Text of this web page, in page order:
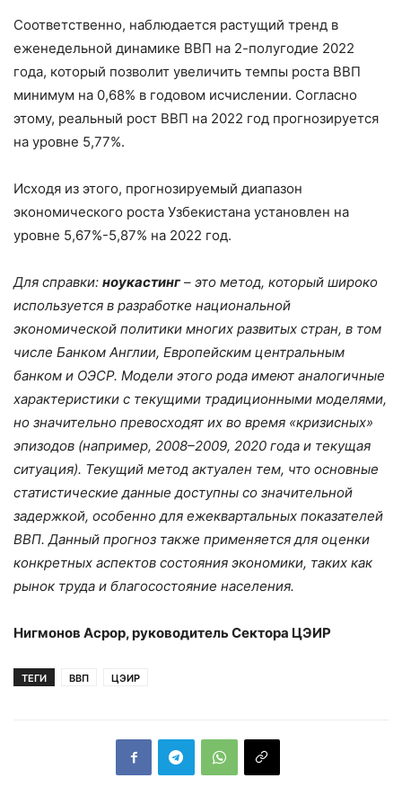
Соответственно, наблюдается растущий тренд в
еженедельной динамике ВВП на 2-полугодие 2022
года, который позволит увеличить темпы роста ВВП
минимум на 0,68% в годовом исчислении. Согласно
этому, реальный рост ВВП на 2022 год прогнозируется
на уровне 5,77%.
Исходя из этого, прогнозируемый диапазон
экономического роста Узбекистана установлен на
уровне 5,67%-5,87% на 2022 год.
Для справки: ноукастинг – это метод, который широко
используется в разработке национальной
экономической политики многих развитых стран, в том
числе Банком Англии, Европейским центральным
банком и ОЭСР. Модели этого рода имеют аналогичные
характеристики с текущими традиционными моделями,
но значительно превосходят их во время «кризисных»
эпизодов (например, 2008–2009, 2020 года и текущая
ситуация). Текущий метод актуален тем, что основные
статистические данные доступны со значительной
задержкой, особенно для ежеквартальных показателей
ВВП. Данный прогноз также применяетсядля оценки
конкретных аспектов состояния экономики, таких как
рынок труда и благосостояние населения.
Нигмонов Асрор, руководитель Сектора ЦЭИР
ТЕГИ ВВП ЦЭИР